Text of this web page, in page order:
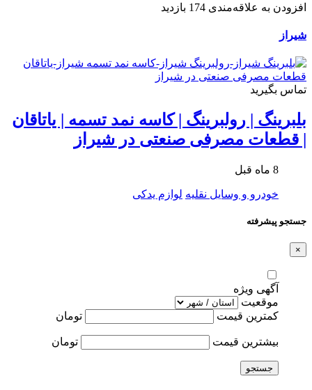
افزودن به علاقه‌مندی 174 بازدید
شیراز
تماس بگیرید
بلبرینگ | رولبرینگ | کاسه نمد تسمه | یاتاقان
| قطعات مصرفی صنعتی در شیراز
8 ماه قبل
خودرو و وسایل نقلیه لوازم یدکی
جستجو پیشرفته
×
آگهی ویژه
موقعیت
کمترین قیمت
تومان
بیشترین قیمت تومان
جستجو